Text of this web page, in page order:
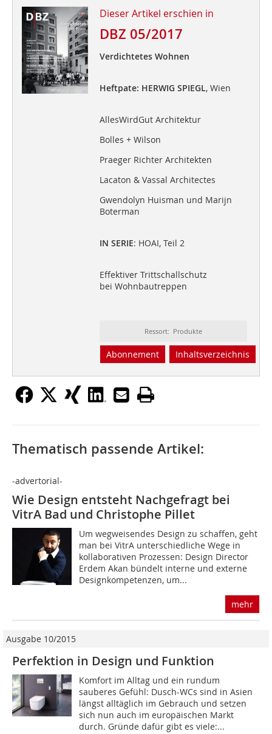
Dieser Artikel erschien in
DBZ 05/2017
Verdichtetes Wohnen
Heftpate: HERWIG SPIEGL, Wien
AllesWirdGut Architektur
Bolles + Wilson
Praeger Richter Architekten
Lacaton & Vassal Architectes
Gwendolyn Huisman und Marijn
Boterman
IN SERIE: HOAI, Teil 2
Effektiver Trittschallschutz
bei Wohnbautreppen
Ressort: Produkte
Abonnement Inhaltsverzeichnis
Thematisch passende Artikel:
-advertorial-
Wie Design entsteht Nachgefragt bei
VitrA Bad und Christophe Pillet
Um wegweisendes De­sign zu schaffen, geht
man bei Vi­trA un­ter­schied­li­che Wege in
kollaborativen Prozessen: Design Director
Erdem Akan bündelt interne und externe
Designkompetenzen, um...
mehr
Ausgabe 10/2015
Perfektion in Design und Funktion
Komfort im Alltag und ein rundum
sauberes Gefühl: Dusch-WCs sind in Asien
längst alltäglich im Gebrauch und setzen
sich nun auch im europäischen Markt
durch. Gründe dafür gibt es viele:...